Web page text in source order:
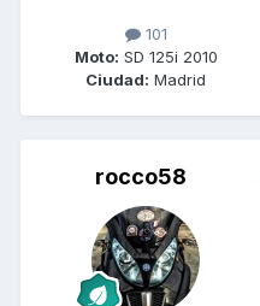
101
Moto: SD 125i 2010
Ciudad: Madrid
rocco58